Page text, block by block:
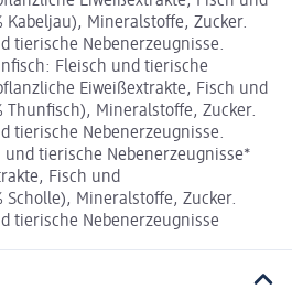
Kabeljau), Mineralstoffe, Zucker.
tierische Nebenerzeugnisse.
Fleisch und tierische
Eiweißextrakte, Fisch und
Thunfisch), Mineralstoffe, Zucker.
tierische Nebenerzeugnisse.
tierische Nebenerzeugnisse*
Fisch und
Scholle), Mineralstoffe, Zucker.
tierische Nebenerzeugnisse